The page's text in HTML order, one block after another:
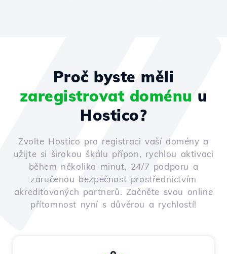
Proč byste měli
zaregistrovat doménu u
Hostico?
Zvolte Hostico pro registraci vaší domény a
užijte si širokou škálu přípon, rychlou aktivaci
během několika minut, 24/7 podporu a
zaručenou bezpečnost prostřednictvím
akreditovaných partnerů. Začněte svou online
přítomnost nyní s důvěrou a rychlostí!